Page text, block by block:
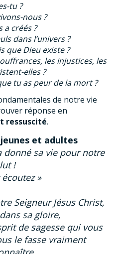
tu ?
nous ?
a créés ?
dans l’univers ?
que Dieu existe ?
les injustices, les
elles ?
tu as peur de la mort ?
de notre vie
réponse en
ressuscité.
et adultes
donné sa vie pour notre
!
écoutez »
Seigneur Jésus Christ,
sa gloire,
de sagesse qui vous
le fasse vraiment